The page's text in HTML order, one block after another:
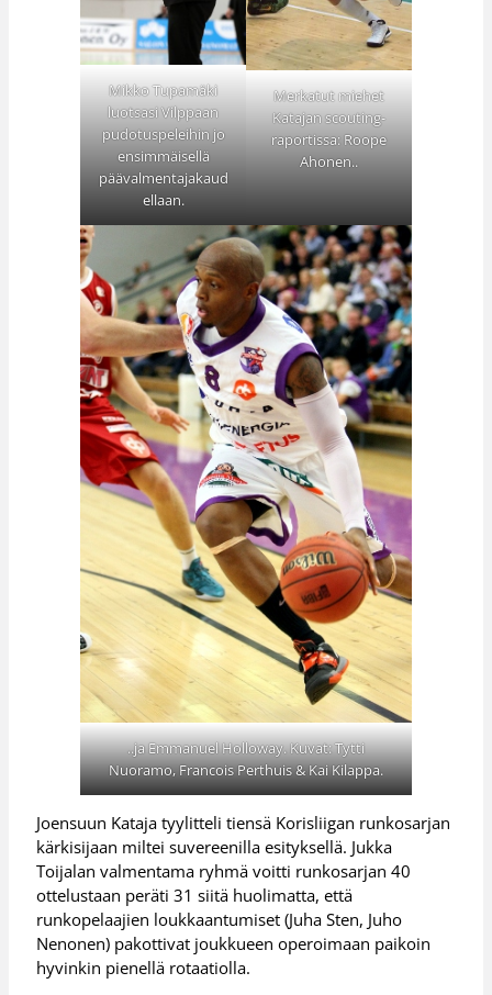
Mikko Tupamäki
luotsasi Vilppaan
pudotuspeleihin jo
ensimmäisellä
päävalmentajakaud
ellaan.
Merkatut miehet
Katajan scouting-
raportissa: Roope
Ahonen..
..ja Emmanuel Holloway. Kuvat: Tytti
Nuoramo, Francois Perthuis & Kai Kilappa.
Joensuun Kataja tyylitteli tiensä Korisliigan runkosarjan
kärkisijaan miltei suvereenilla esityksellä. Jukka
Toijalan valmentama ryhmä voitti runkosarjan 40
ottelustaan peräti 31 siitä huolimatta, että
runkopelaajien loukkaantumiset (Juha Sten, Juho
Nenonen) pakottivat joukkueen operoimaan paikoin
hyvinkin pienellä rotaatiolla.